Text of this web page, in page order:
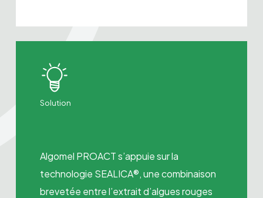
Solution
Algomel PROACT s’appuie sur la
technologie SEALICA®, une combinaison
brevetée entre l’extrait d’algues rouges